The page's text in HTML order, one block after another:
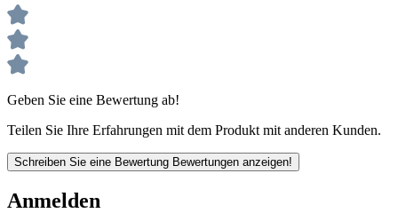
Geben Sie eine Bewertung ab!
Teilen Sie Ihre Erfahrungen mit dem Produkt mit anderen Kunden.
Schreiben Sie eine Bewertung Bewertungen anzeigen!
Anmelden